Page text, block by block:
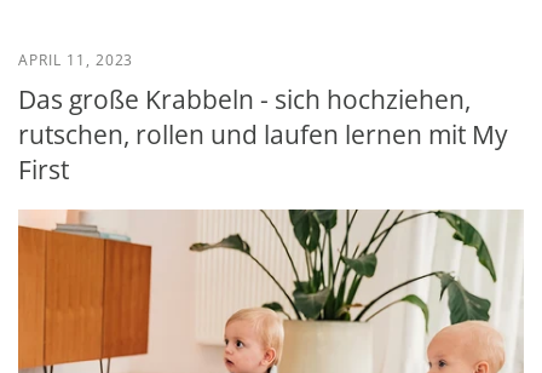
APRIL 11, 2023
Das große Krabbeln - sich hochziehen,
rutschen, rollen und laufen lernen mit My
First